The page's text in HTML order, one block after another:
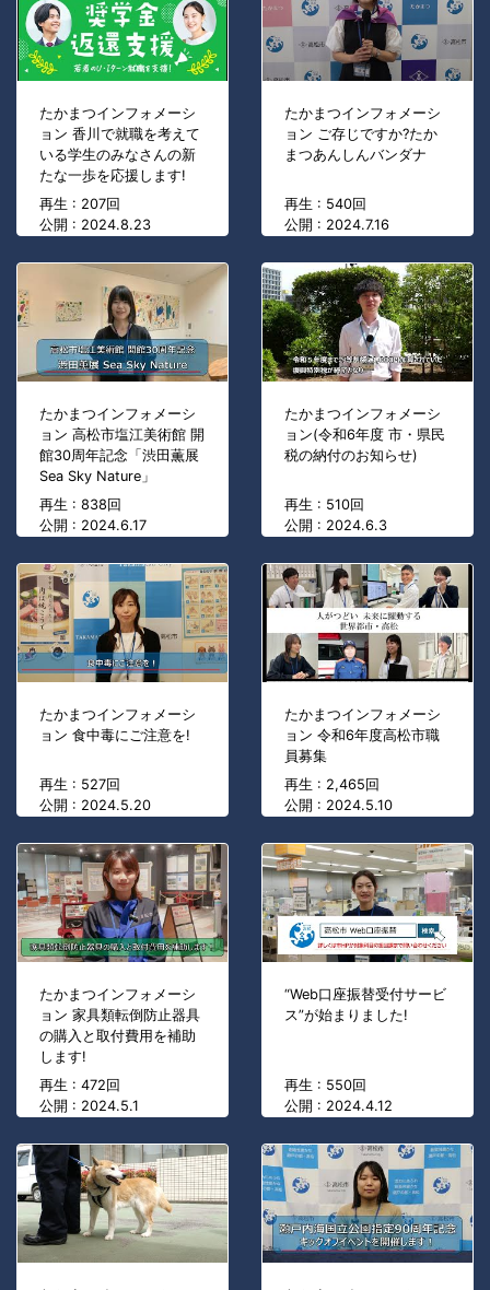
たかまつインフォメーシ
ョン 香川で就職を考えて
いる学生のみなさんの新
たな一歩を応援します!
再生 : 207回
公開 : 2024.8.23
たかまつインフォメーシ
ョン ご存じですか?たか
まつあんしんバンダナ
再生 : 540回
公開 : 2024.7.16
たかまつインフォメーシ
ョン 高松市塩江美術館 開
館30周年記念「渋田薫展
Sea Sky Nature」
再生 : 838回
公開 : 2024.6.17
たかまつインフォメーシ
ョン(令和6年度 市・県民
税の納付のお知らせ)
再生 : 510回
公開 : 2024.6.3
たかまつインフォメーシ
ョン 食中毒にご注意を!
再生 : 527回
公開 : 2024.5.20
たかまつインフォメーシ
ョン 令和6年度高松市職
員募集
再生 : 2,465回
公開 : 2024.5.10
たかまつインフォメーシ
ョン 家具類転倒防止器具
の購入と取付費用を補助
します!
再生 : 472回
公開 : 2024.5.1
“Web口座振替受付サービ
ス”が始まりました!
再生 : 550回
公開 : 2024.4.12